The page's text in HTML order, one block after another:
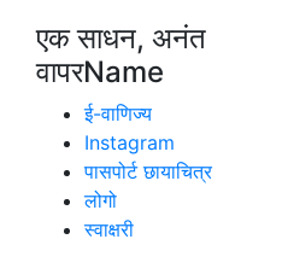
एक साधन, अनंत
वापरName
ई-वाणिज्य
Instagram
पासपोर्ट छायाचित्र
लोगो
स्वाक्षरी